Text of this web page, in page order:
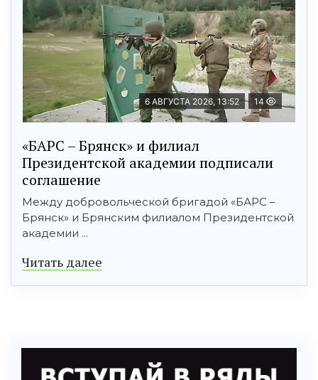
6 АВГУСТА 2026, 13:52 14
«БАРС – Брянск» и филиал
Президентской академии подписали
соглашение
Между добровольческой бригадой «БАРС –
Брянск» и Брянским филиалом Президентской
академии ...
Читать далее